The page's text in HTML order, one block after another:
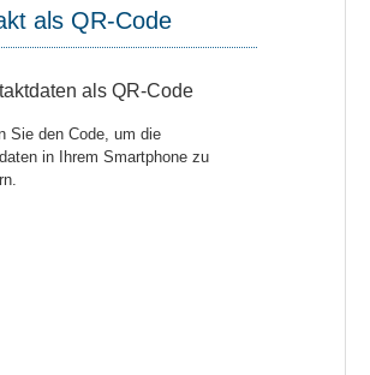
als QR-Code
Sie den Code, um die
in Ihrem Smartphone zu